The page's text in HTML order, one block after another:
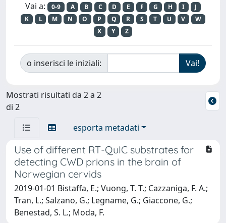
Vai a: 0-9 A B C D E F G H I
J
K
L M N O P Q R S T U V
W
X
Y Z
o inserisci le iniziali:
Mostrati risultati da 2 a 2
di 2
esporta metadati
Use of different RT-QuIC substrates for
detecting CWD prions in the brain of
Norwegian cervids
2019-01-01 Bistaffa, E.; Vuong, T. T.; Cazzaniga, F. A.;
Tran, L.; Salzano, G.; Legname, G.; Giaccone, G.;
Benestad, S. L.; Moda, F.